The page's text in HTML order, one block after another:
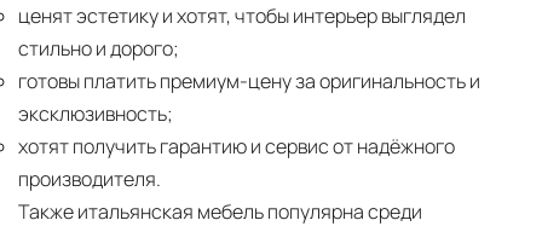
ценят эстетику и хотят, чтобы интерьер выглядел
стильно и дорого;
готовы платить премиум-цену за оригинальность и
эксклюзивность;
хотят получить гарантию и сервис от надёжного
производителя.
Также итальянская мебель популярна среди